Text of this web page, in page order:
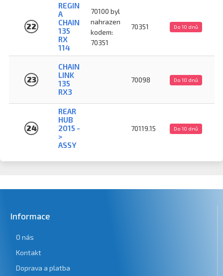
22
REGIN
A
CHAIN
135
RX
114
70100 byl
nahrazen
kodem:
70351
70351 Do 10 dnů
23
CHAIN
LINK
135
RX3
70098 Do 10 dnů
24
REAR
HUB
2015 -
>
ASSY
70119.15 Do 10 dnů
Informace
O nás
Kontakt
Doprava a platba